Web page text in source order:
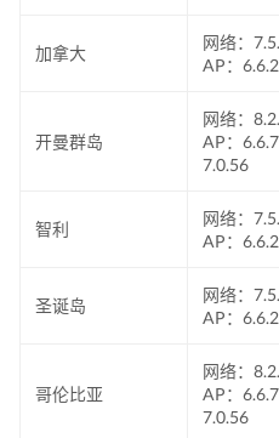
加拿大
网络：
AP：
开曼群岛
网络：
AP：
7.0.56
智利
网络：
AP：
圣诞岛
网络：
AP：
哥伦比亚
网络：
AP：
7.0.56